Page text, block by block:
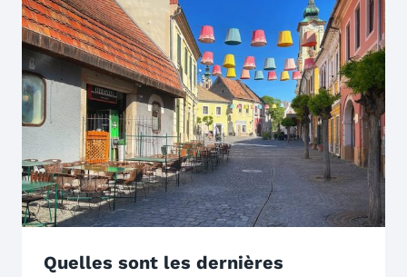
Quelles sont les dernières